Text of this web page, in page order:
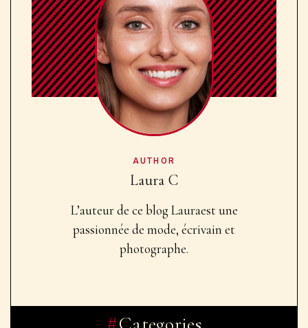
AUTHOR
Laura C
L’auteur de ce blog Lauraest une
passionnée de mode, écrivain et
photographe.